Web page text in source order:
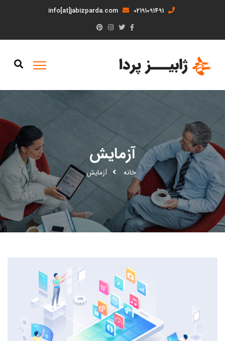
02191091491
info[at]jabizparda.com
آزمایش
خانه آزمایش